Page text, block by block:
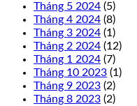
Tháng 5 2024 (5)
Tháng 4 2024 (8)
Tháng 3 2024 (1)
Tháng 2 2024 (12)
Tháng 1 2024 (7)
Tháng 10 2023 (1)
Tháng 9 2023 (2)
Tháng 8 2023 (2)